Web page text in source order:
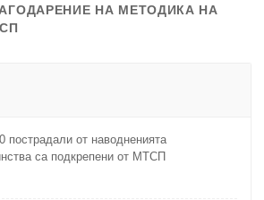
НА МЕТОДИКА НА
пострадали от наводненията
са подкрепени от МТСП